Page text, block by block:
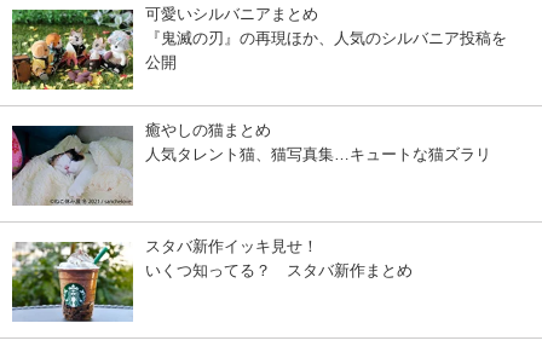
可愛いシルバニアまとめ
『鬼滅の刃』の再現ほか、人気のシルバニア投稿を
公開
癒やしの猫まとめ
人気タレント猫、猫写真集…キュートな猫ズラリ
スタバ新作イッキ見せ！
いくつ知ってる？ スタバ新作まとめ